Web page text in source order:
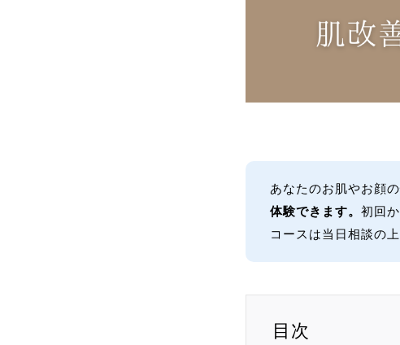
あなたのお肌やお顔
体験できます。 初回
コースは当日相談の